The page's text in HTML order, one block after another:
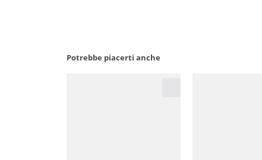
Potrebbe piacerti anche